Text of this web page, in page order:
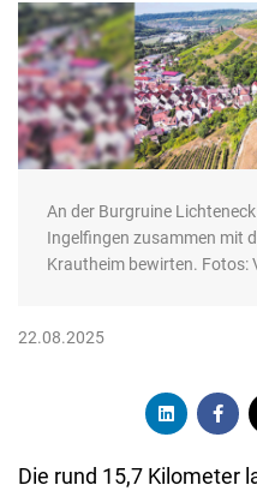
An der Burgruine
Ingelfingen zusammen mit
Krautheim bewirten. Fotos:
22.08.2025
Die rund 15,7 Kilometer